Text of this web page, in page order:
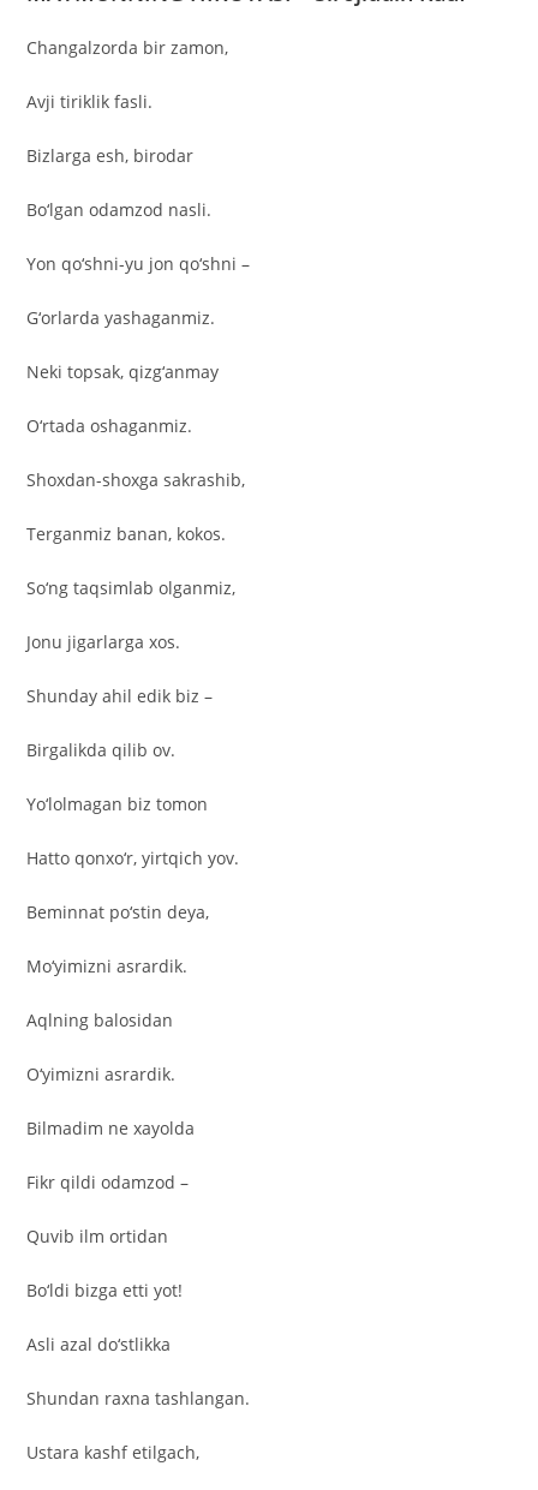
Changalzorda bir zamon,
Avji tiriklik fasli.
Bizlarga esh, birodar
Bo‘lgan odamzod nasli.
Yon qo‘shni-yu jon qo‘shni –
G‘orlarda yashaganmiz.
Neki topsak, qizg‘anmay
O‘rtada oshaganmiz.
Shoxdan-shoxga sakrashib,
Terganmiz banan, kokos.
So‘ng taqsimlab olganmiz,
Jonu jigarlarga xos.
Shunday ahil edik biz –
Birgalikda qilib ov.
Yo‘lolmagan biz tomon
Hatto qonxo‘r, yirtqich yov.
Beminnat po‘stin deya,
Mo‘yimizni asrardik.
Aqlning balosidan
O‘yimizni asrardik.
Bilmadim ne xayolda
Fikr qildi odamzod –
Quvib ilm ortidan
Bo‘ldi bizga etti yot!
Asli azal do‘stlikka
Shundan raxna tashlangan.
Ustara kashf etilgach,